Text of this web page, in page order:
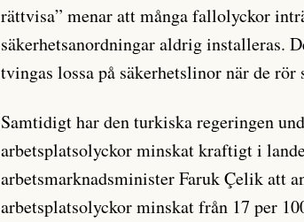
rättvisa” menar att många fallolyckor
säkerhetsanordningar aldrig installeras.
tvingas lossa på säkerhetslinor när de rör
Samtidigt har den turkiska regeringen
arbetsplatsolyckor minskat kraftigt i
arbetsmarknadsminister Faruk Çelik att
arbetsplatsolyckor minskat från 17 per